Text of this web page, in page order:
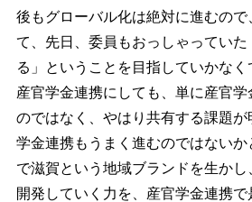
後もグローバル化は絶対に進むので
て、先日、委員もおっしゃってい
る」ということを目指していかなく
産官学金連携にしても、単に産官
のではなく、やはり共有する課題
学金連携もうまく進むのではない
で滋賀という地域ブランドを生か
開発していく力を、産官学金連携で